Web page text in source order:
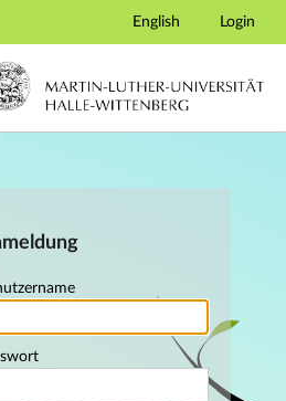
English Login